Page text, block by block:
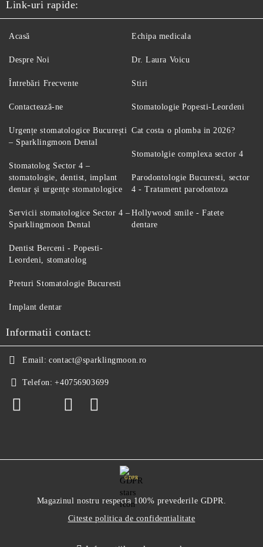
Link-uri rapide:
Acasă
Despre Noi
Întrebări Frecvente
Contactează-ne
Echipa medicala
Dr. Laura Voicu
Stiri
Stomatologie Popesti-Leordeni
Urgențe stomatologice București
– Sparklingmoon Dental
Stomatolog Sector 4 –
stomatologie, dentist, implant
dentar și urgențe stomatologice
Servicii stomatologice Sector 4 –
Sparklingmoon Dental
Dentist Berceni - Popesti-
Leordeni, stomatolog
Cat costa o plomba in 2026?
Stomatolgie complexa sector 4
Parodontologie Bucuresti, sector
4 - Tratament parodontoza
Hollywood smile - Fatete
dentare
Preturi Stomatologie Bucuresti
Implant dentar
Informatii contact:
Email: contact@sparklingmoon.ro
Telefon: +40756903699
GDPR
Magazinul nostru respecta 100% prevederile GDPR.
Citeste politica de confidentialitate